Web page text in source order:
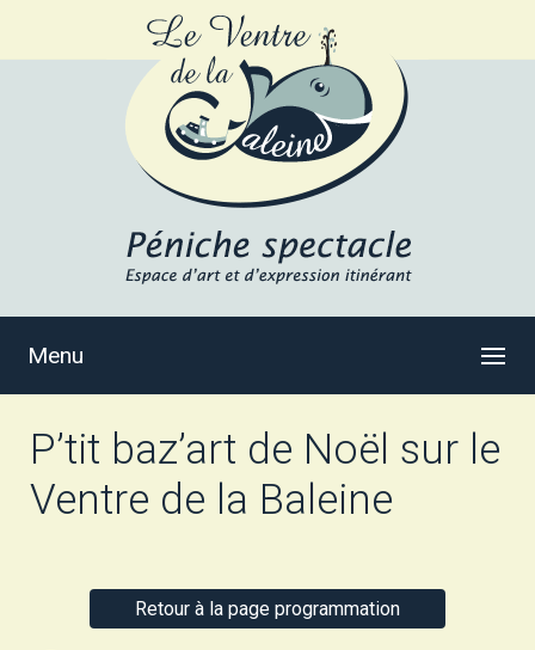
Menu
P’tit baz’art de Noël sur le
Ventre de la Baleine
Retour à la page programmation